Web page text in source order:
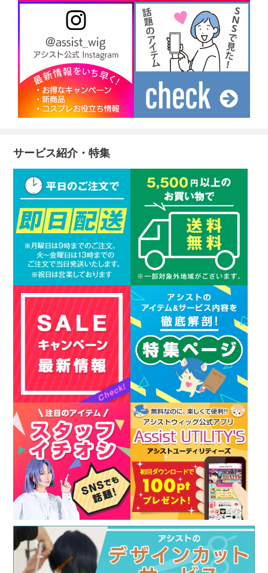
サービス紹介・特集